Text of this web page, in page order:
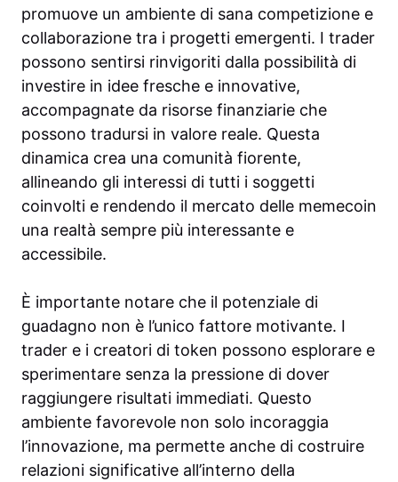
promuove un ambiente di sana competizione e
collaborazione tra i progetti emergenti. I trader
possono sentirsi rinvigoriti dalla possibilità di
investire in idee fresche e innovative,
accompagnate da risorse finanziarie che
possono tradursi in valore reale. Questa
dinamica crea una comunità fiorente,
allineando gli interessi di tutti i soggetti
coinvolti e rendendo il mercato delle memecoin
una realtà sempre più interessante e
accessibile.
È importante notare che il potenziale di
guadagno non è l’unico fattore motivante. I
trader e i creatori di token possono esplorare e
sperimentare senza la pressione di dover
raggiungere risultati immediati. Questo
ambiente favorevole non solo incoraggia
l’innovazione, ma permette anche di costruire
relazioni significative all’interno della